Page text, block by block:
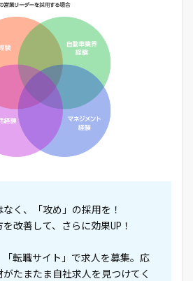
なく、「攻め」の採用を！
改善して、さらに効果UP！
転職サイト」で求人を募集。応
たまたま自社求人を見つけてく